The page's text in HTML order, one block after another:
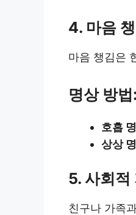
4. 마음
마음 챙김은
명상 방법:
호흡
상상
5. 사회적
친구나 가족